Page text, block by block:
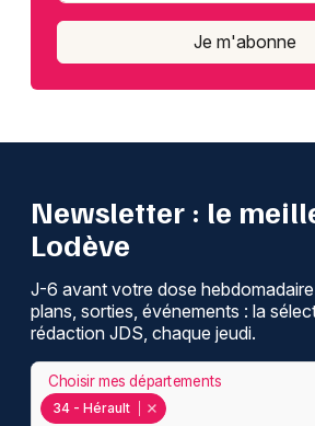
Je m'abonne
Newsletter : le
Lodève
J-6 avant votre dose
plans, sorties, événements : la
rédaction JDS, chaque jeudi.
34 - Hérault
Choisir mes départements